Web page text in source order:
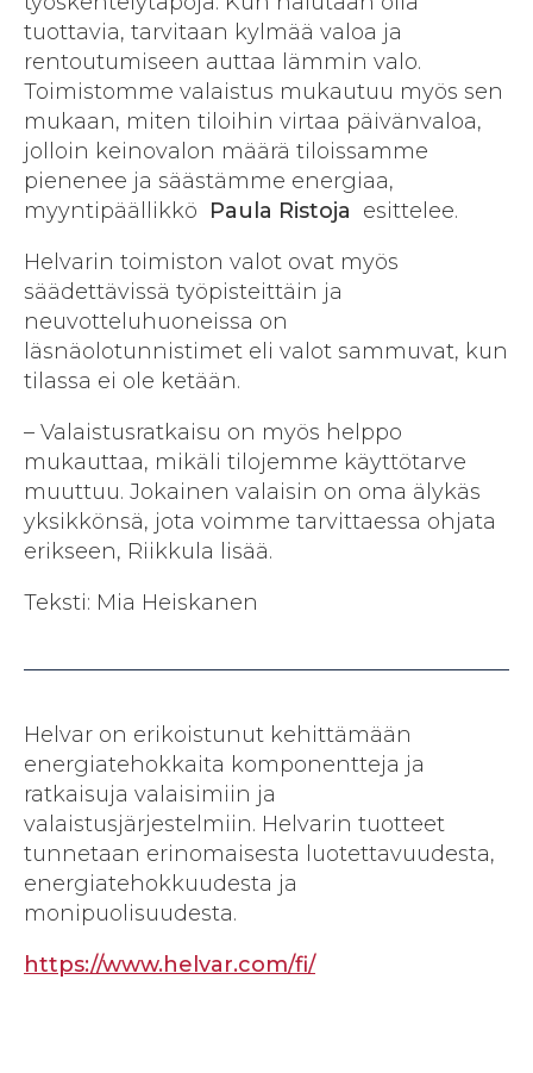
tuottavia, tarvitaan kylmää valoa ja
rentoutumiseen auttaa lämmin valo.
Toimistomme valaistus mukautuu myös sen
mukaan, miten tiloihin virtaa päivänvaloa,
jolloin keinovalon määrä tiloissamme
pienenee ja säästämme energiaa,
myyntipäällikkö Paula Ristoja esittelee.
Helvarin toimiston valot ovat myös
säädettävissä työpisteittäin ja
neuvotteluhuoneissa on
läsnäolotunnistimet eli valot sammuvat, kun
tilassa ei ole ketään.
– Valaistusratkaisu on myös helppo
mukauttaa, mikäli tilojemme käyttötarve
muuttuu. Jokainen valaisin on oma älykäs
yksikkönsä, jota voimme tarvittaessa ohjata
erikseen, Riikkula lisää.
Teksti: Mia Heiskanen
Helvar on erikoistunut kehittämään
energiatehokkaita komponentteja ja
ratkaisuja valaisimiin ja
valaistusjärjestelmiin. Helvarin tuotteet
tunnetaan erinomaisesta luotettavuudesta,
energiatehokkuudesta ja
monipuolisuudesta.
https://www.helvar.com/fi/